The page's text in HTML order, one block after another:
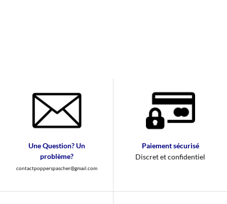
Une Question? Un
problème?
contactpopperspascher@gmail.com
Paiement sécurisé
Discret et confidentiel